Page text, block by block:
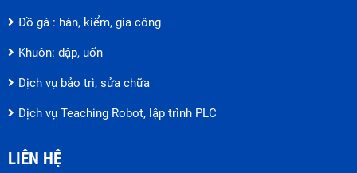
Đồ gá : hàn, kiểm, gia công
Khuôn: dập, uốn
Dịch vụ bảo trì, sửa chữa
Dịch vụ Teaching Robot, lập trình PLC
LIÊN HỆ